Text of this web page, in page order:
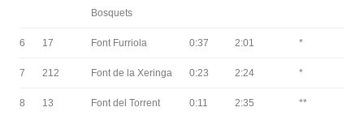
Bosquets
6 17 Font Furriola 0:37 2:01 *
7 212 Font de la Xeringa 0:23 2:24 *
8 13
Font del Torrent
0:11 2:35 **